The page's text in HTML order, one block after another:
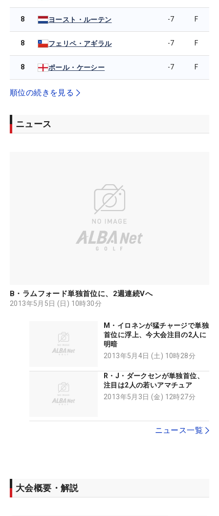
8 ヨースト・ルーテン -7 F
8 フェリペ・アギラル -7 F
8 ポール・ケーシー -7 F
順位の続きを見る
ニュース
B・ラムフォード単独首位に、2週連続Vへ
2013年5月5日 (日) 10時30分
M・イロネンが猛チャージで単独
首位に浮上、今大会注目の2人に
明暗
2013年5月4日 (土) 10時28分
R・J・ダークセンが単独首位、
注目は2人の若いアマチュア
2013年5月3日 (金) 12時27分
ニュース一覧
大会概要・解説